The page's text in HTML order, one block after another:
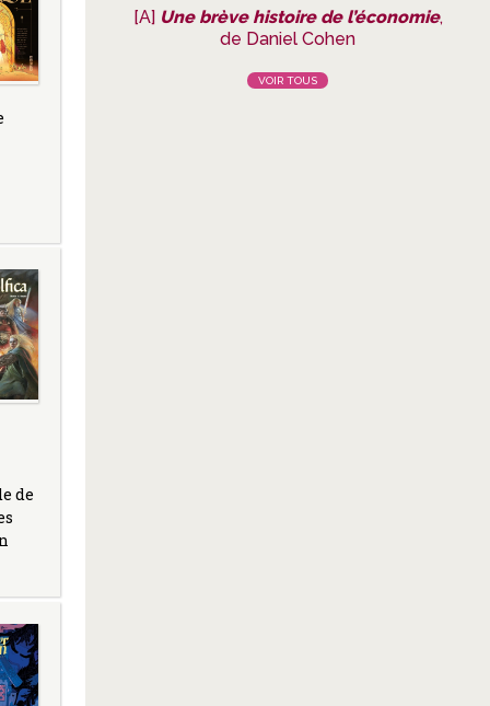
de
[A] Une brève histoire de l’économie,
de Daniel Cohen
VOIR TOUS